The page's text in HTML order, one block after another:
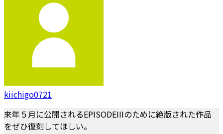
kiichigo0721
来年５月に公開されるEPISODEIIIのために絶版された作品
をぜひ復刻してほしい。